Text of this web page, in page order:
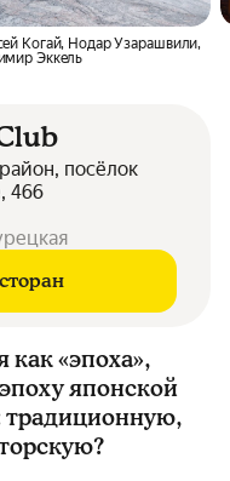
Когай, Нодар Узарашвили,
Эккель
посёлок
466
как «эпоха»,
японской
традиционную,